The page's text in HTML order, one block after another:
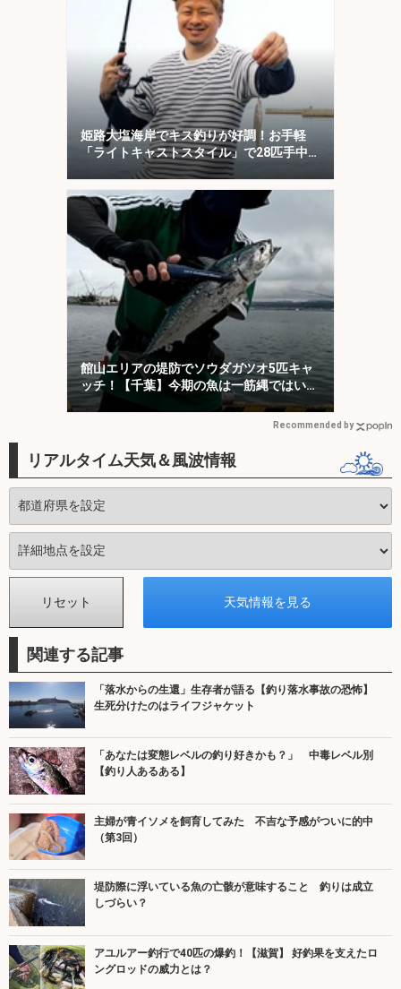
姫路大塩海岸でキス釣りが好調！お手軽
「ライトキャストスタイル」で28匹手中
館山エリアの堤防でソウダガツオ5匹キャ
ッチ！【千葉】今期の魚は一筋縄ではいか
ない？
Recommended by
リアルタイム天気＆風波情報
関連する記事
「落水からの生還」生存者が語る【釣り落水事故の恐怖】
生死分けたのはライフジャケット
「あなたは変態レベルの釣り好きかも？」 中毒レベル別
【釣り人あるある】
主婦が青イソメを飼育してみた 不吉な予感がついに的中
（第3回）
堤防際に浮いている魚の亡骸が意味すること 釣りは成立
しづらい？
アユルアー釣行で40匹の爆釣！【滋賀】 好釣果を支えたロ
ングロッドの威力とは？